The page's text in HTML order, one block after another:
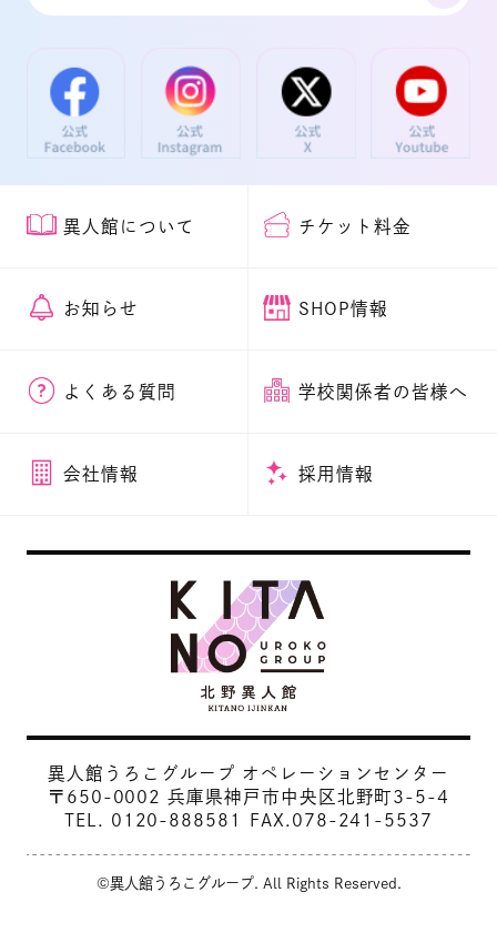
異人館について チケット料金
お知らせ SHOP情報
よくある質問 学校関係者の皆様へ
会社情報 採用情報
異人館うろこグループ オペレーションセンター
〒650-0002 兵庫県神戸市中央区北野町3-5-4
TEL. 0120-888581 FAX.078-241-5537
©異人館うろこグループ. All Rights Reserved.